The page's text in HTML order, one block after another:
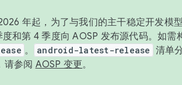
年起，为了与我们的主干稳定开发模
度和第 4 季度向 AOSP 发布源代码。如需
。 android-latest-release 清单
请参阅 AOSP 变更。